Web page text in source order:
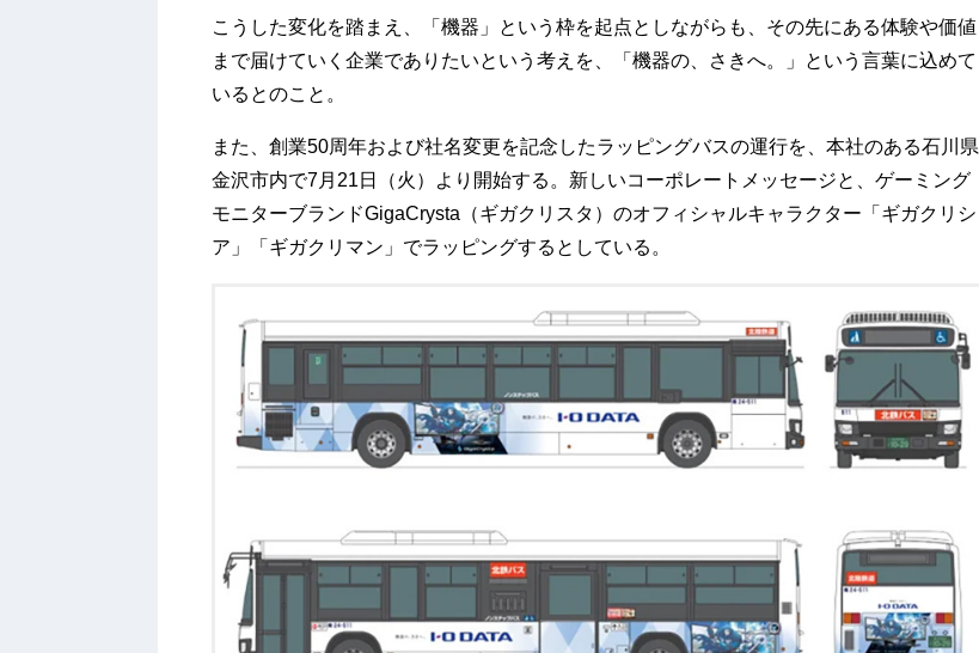
こうした変化を踏まえ、「機器」という枠を起点としながらも、その先にある体験や価値
まで届けていく企業でありたいという考えを、「機器の、さきへ。」という言葉に込めて
いるとのこと。
また、創業50周年および社名変更を記念したラッピングバスの運行を、本社のある石川県
金沢市内で7月21日（火）より開始する。新しいコーポレートメッセージと、ゲーミング
モニターブランドGigaCrysta（ギガクリスタ）のオフィシャルキャラクター「ギガクリシ
ア」「ギガクリマン」でラッピングするとしている。